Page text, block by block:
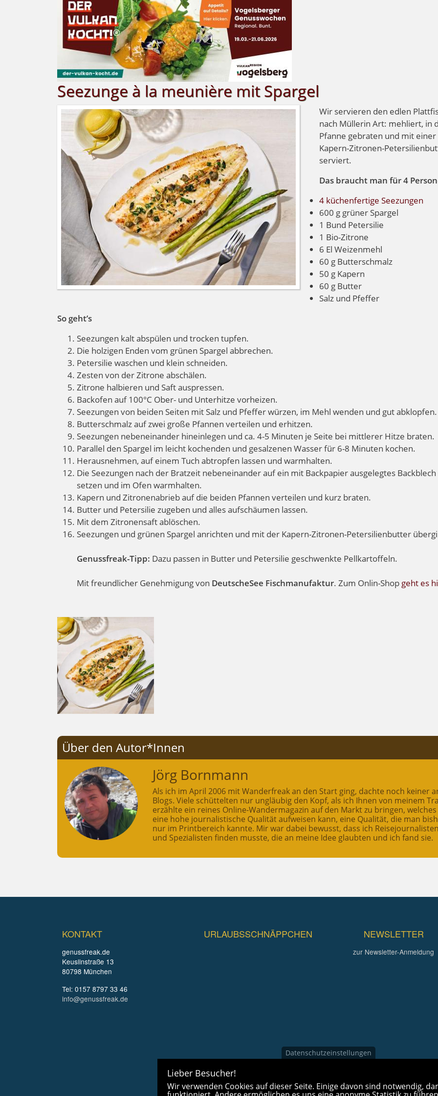
Seezunge à la meunière mit Spargel
Wir servieren den edlen
nach Müllerin Art: mehliert, in
Pfanne gebraten und mit einer
Kapern-Zitronen-
serviert.
Das braucht man für 4
4 küchenfertige Seezungen
600 g grüner Spargel
1 Bund Petersilie
1 Bio-Zitrone
6 El Weizenmehl
60 g Butterschmalz
50 g Kapern
60 g Butter
Salz und Pfeffer
So geht’s
Seezungen kalt abspülen und trocken tupfen.
Die holzigen Enden vom grünen Spargel abbrechen.
Petersilie waschen und klein schneiden.
Zesten von der Zitrone abschälen.
Zitrone halbieren und Saft auspressen.
Backofen auf 100°C Ober- und Unterhitze vorheizen.
Seezungen von beiden Seiten mit Salz und Pfeffer würzen, im Mehl wenden und gut
Butterschmalz auf zwei große Pfannen verteilen und erhitzen.
Seezungen nebeneinander hineinlegen und ca. 4-5 Minuten je Seite bei mittlerer Hitze braten.
Parallel den Spargel im leicht kochenden und gesalzenen Wasser für 6-8 Minuten kochen.
Herausnehmen, auf einem Tuch abtropfen lassen und warmhalten.
Die Seezungen nach der Bratzeit nebeneinander auf ein mit Backpapier ausgelegtes Backblech
setzen und im Ofen warmhalten.
Kapern und Zitronenabrieb auf die beiden Pfannen verteilen und kurz braten.
Butter und Petersilie zugeben und alles aufschäumen lassen.
Mit dem Zitronensaft ablöschen.
Seezungen und grünen Spargel anrichten und mit der Kapern-Zitronen-Petersilienbutter
Genussfreak-Tipp: Dazu passen in Butter und Petersilie geschwenkte Pellkartoffeln.
Mit freundlicher Genehmigung von DeutscheSee Fischmanufaktur. Zum Onlin-Shop geht es
Über den Autor*Innen
Jörg Bornmann
Als ich im April 2006 mit Wanderfreak an den Start ging, dachte noch keiner
Blogs. Viele schüttelten nur ungläubig den Kopf, als ich Ihnen von meinem
erzählte ein reines Online-Wandermagazin auf den Markt zu bringen, welches
eine hohe journalistische Qualität aufweisen kann, eine Qualität, die man
nur im Printbereich kannte. Mir war dabei bewusst, dass ich
und Spezialisten finden musste, die an meine Idee glaubten und ich fand sie.
KONTAKT
genussfreak.de
Keuslinstraße 13
80798 München
Tel: 0157 8797 33 46
info@genussfreak.de
URLAUBSSCHNÄPPCHEN NEWSLETTER
zur Newsletter-Anmeldung
Datenschutzeinstellungen
Lieber Besucher!
Wir verwenden Cookies auf dieser Seite. Einige davon sind notwendig,